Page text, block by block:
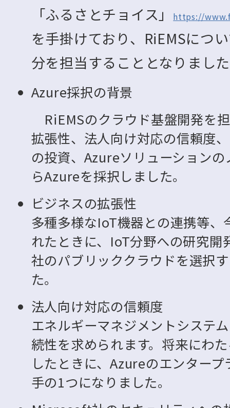
「ふるさとチョイス」
https://
を手掛けており、RiEMSにつ
分を担当することとなりまし
Azure採択の背景
RiEMSのクラウド基盤開発を
拡張性、法人向け対応の信頼度
の投資、Azureソリューション
らAzureを採択しました。
ビジネスの拡張性
多種多様なIoT機器との連携等
れたときに、IoT分野への研究
社のパブリッククラウドを選択
た。
法人向け対応の信頼度
エネルギーマネジメントシステ
続性を求められます。将来にわ
したときに、Azureのエンター
手の1つになりました。